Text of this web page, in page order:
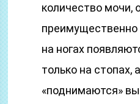
количество мочи,
на ногах
только на стопах,
«поднимаются»